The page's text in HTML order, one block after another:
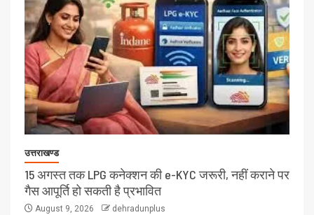
उत्तराखण्ड
15 अगस्त तक LPG कनेक्शन की e-KYC जरूरी, नहीं कराने पर
गैस आपूर्ति हो सकती है प्रभावित
August 9, 2026 dehradunplus